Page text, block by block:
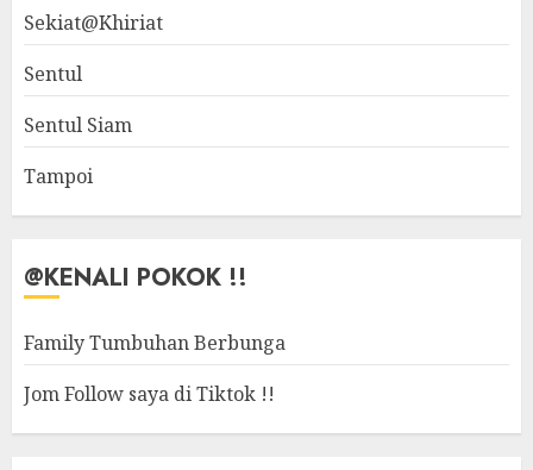
Sekiat@Khiriat
Sentul
Sentul Siam
Tampoi
@KENALI POKOK !!
Family Tumbuhan Berbunga
Jom Follow saya di Tiktok !!